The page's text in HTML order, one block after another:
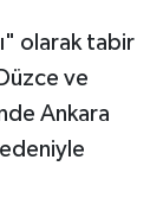
olarak tabir
ve
Ankara